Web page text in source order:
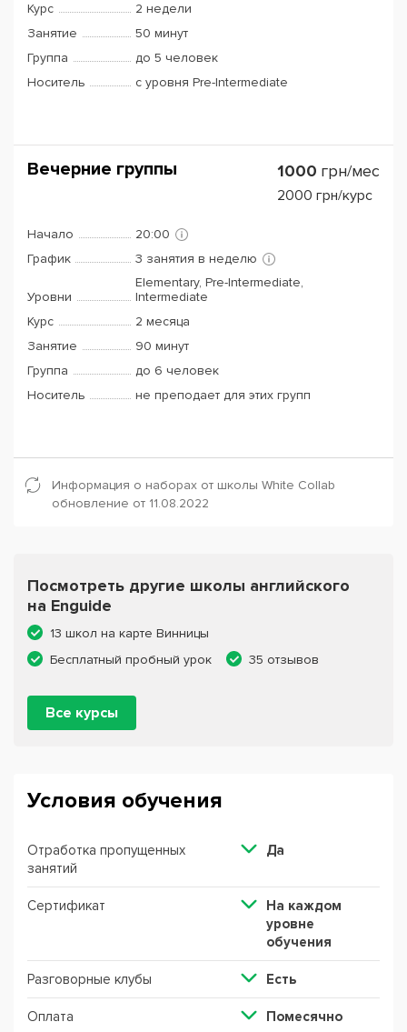
Курс
2 недели
Занятие
50 минут
Группа
до 5 человек
Носитель
с уровня Pre-Intermediate
Вечерние группы 1000 грн/мес
2000 грн/курс
Начало
20:00
График
3 занятия в неделю
Уровни
Elementary, Pre-Intermediate,
Intermediate
Курс
2 месяца
Занятие
90 минут
Группа
до 6 человек
Носитель
не преподает для этих групп
Информация о наборах от школы White Collab
обновление от 11.08.2022
Посмотреть другие школы английского
на Enguide
13 школ на карте Винницы
Бесплатный пробный урок
35 отзывов
Все курсы
Условия обучения
Отработка пропущенных
занятий
Да
Сертификат
На каждом
уровне
обучения
Разговорные клубы Есть
Оплата Помесячно